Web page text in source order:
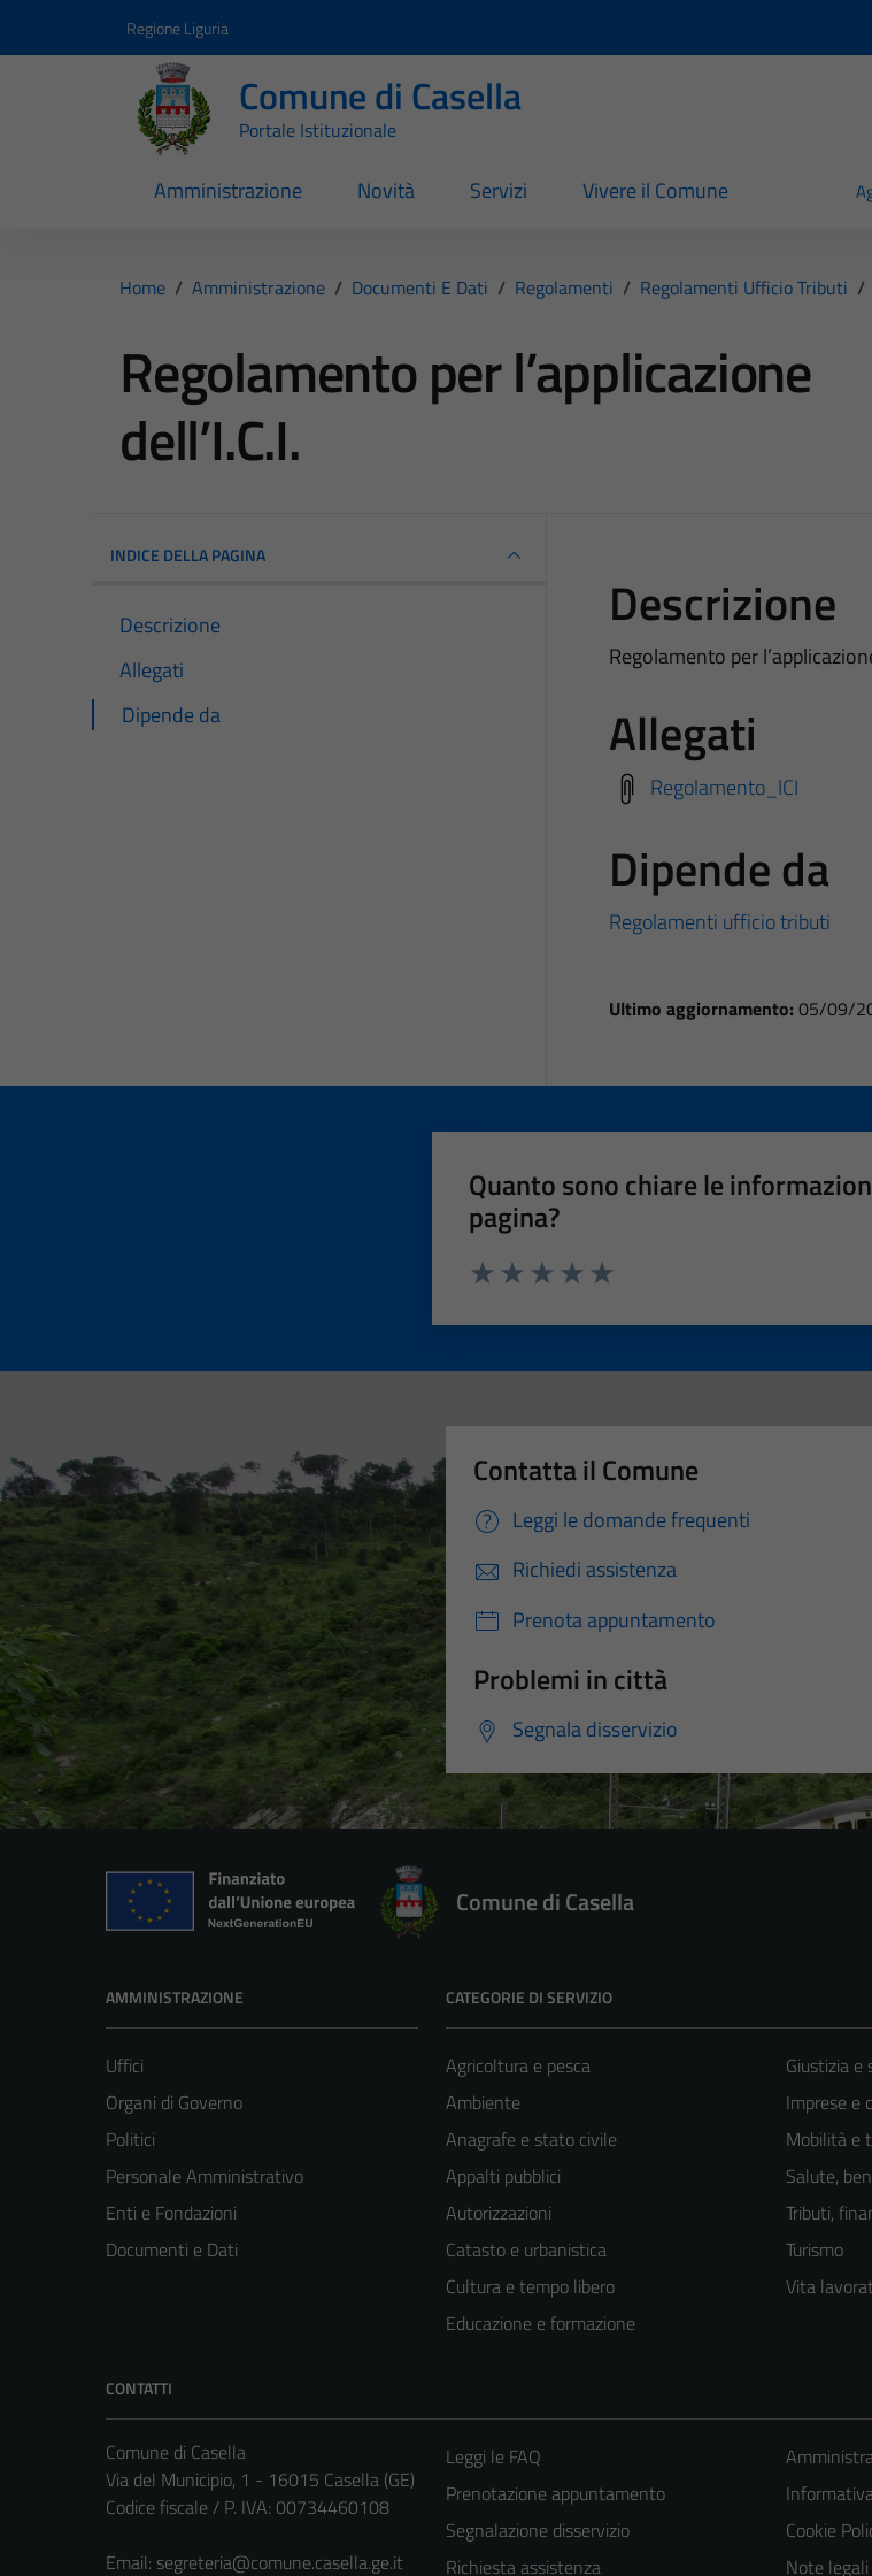
Regione Liguria
Comune di Casella
Portale Istituzionale
Amministrazione Novità Servizi Vivere il Comune
Home / Amministrazione / Documenti E Dati / Regolamenti / Regolamenti Ufficio Tributi /
Regolamento per l’applicazione
dell’I.C.I.
INDICE DELLA PAGINA
Descrizione
Allegati
Dipende da
Descrizione
Regolamento per
Allegati
Regolamento_ICI
Dipende da
Regolamenti ufficio tributi
Ultimo aggiornamento: 05/09/
Quanto sono chiare le
pagina?
Contatta il Comune
Leggi le domande frequenti
Richiedi assistenza
Prenota appuntamento
Problemi in città
Segnala disservizio
Comune di Casella
AMMINISTRAZIONE
Uffici
Organi di Governo
Politici
Personale Amministrativo
Enti e Fondazioni
Documenti e Dati
CATEGORIE DI SERVIZIO
Agricoltura e pesca
Ambiente
Anagrafe e stato civile
Appalti pubblici
Autorizzazioni
Catasto e urbanistica
Cultura e tempo libero
Educazione e formazione
Giustizia e
Imprese e
Mobilità e
Salute,
Tributi,
Turismo
Vita
CONTATTI
Comune di Casella
Via del Municipio, 1 - 16015 Casella (GE)
Codice fiscale / P. IVA: 00734460108
Email: segreteria@comune.casella.ge.it
Leggi le FAQ
Prenotazione appuntamento
Segnalazione disservizio
Richiesta assistenza
Cookie
Note legali